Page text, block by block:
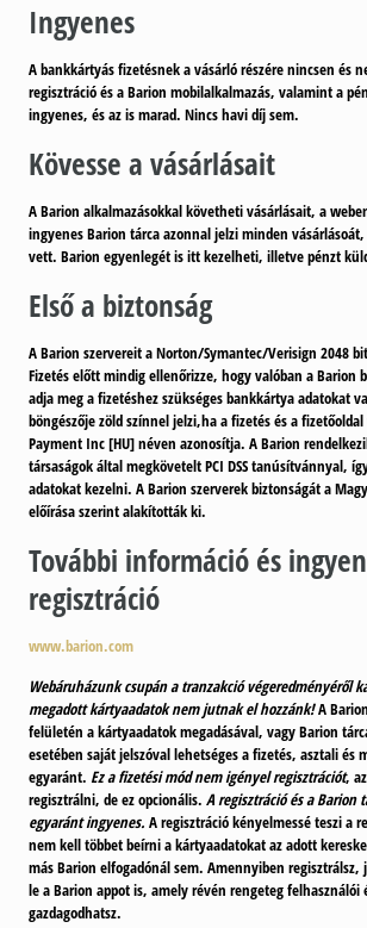
Ingyenes
A bankkártyás fizetésneka vásárló részére nincsen és
regisztráció és a Barion mobilalkalmazás, valamint a
ingyenes, és az is marad. Nincs havi díj sem.
Kövesse a vásárlásait
A Barion alkalmazásokkal követheti vásárlásait, a
ingyenes Barion tárca azonnal jelzi minden
vett. Barion egyenlegét is itt kezelheti, illetve pénzt
Első a biztonság
A Barion szervereit a Norton/Symantec/Verisign 2048
Fizetés előtt mindig ellenőrizze, hogy valóban a Barion
adja meg a fizetéshez szükséges bankkártya adatokat
böngészője zöld színnel jelzi,ha a fizetésés a
Payment Inc [HU]néven azonosítja. A Barion
társaságok által megkövetelt PCI DSS tanúsítvánnyal,
adatokat kezelni. A Barion szerverek biztonságát a
előírása szerint alakították ki.
További információ és
regisztráció
www.barion.com
Webáruházunk csupán a tranzakció végeredményéről
megadott kártyaadatok nem jutnak el hozzánk!A
felületén a kártyaadatok megadásával, vagy Barion
esetében saját jelszóval lehetséges a fizetés, asztali és
egyaránt. Ez a fizetési mód nem igényel regisztrációt,
regisztrálni, de ez opcionális.A regisztráció és a Barion
egyaránt ingyenes. A regisztráció kényelmessé teszi a
nem kell többet beírni a kártyaadatokat az adott
más Barion elfogadónál sem. Amennyiben
le a Barion appot is, amely révén rengeteg felhasználói
gazdagodhatsz.